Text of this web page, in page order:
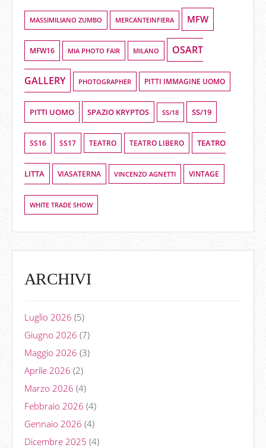
MASSIMILIANO ZUMBO MERCANTEINFIERA MFW
MFW16 MIA PHOTO FAIR MILANO OSART
GALLERY PHOTOGRAPHER PITTI IMMAGINE UOMO
PITTI UOMO SPAZIO KRYPTOS SS/18 SS/19
SS16 SS17 TEATRO TEATRO LIBERO TEATRO
LITTA VIASATERNA VINCENZO AGNETTI VINTAGE
WHITE TRADE SHOW
ARCHIVI
Luglio 2026 (5)
Giugno 2026 (7)
Maggio 2026 (3)
Aprile 2026 (2)
Marzo 2026 (4)
Febbraio 2026 (4)
Gennaio 2026 (4)
Dicembre 2025 (4)